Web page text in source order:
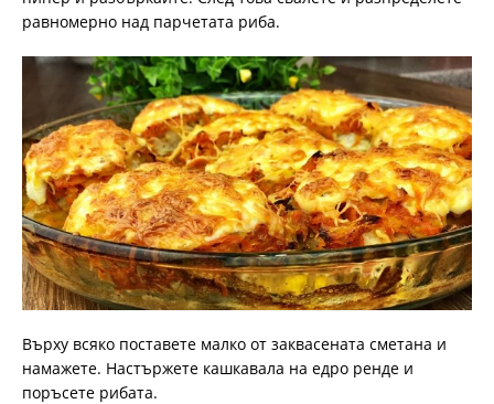
равномерно над парчетата риба.
Върху всяко поставете малко от заквасената сметана и
намажете. Настържете кашкавала на едро ренде и
поръсете рибата.